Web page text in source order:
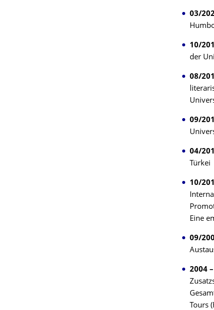
03/
10/
der
08/
09/
04/
Türkei
10/
Eine
09/
2004
Tours